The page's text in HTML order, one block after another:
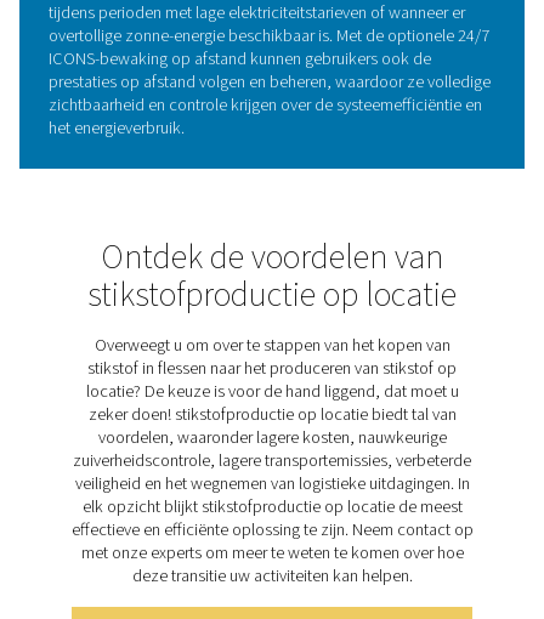
BELANGRIJKSTE KENMERKEN
4-traps filterlijn voor
gegarandeerde zuiverheid
betrouwbaarheid
De PPNG 1-12 SKID HE is uitgerust met een 4-traps
gegarandeerde zuiverheid en betrouwbaarheid. Dit
omvat universeel en hoogrendement
actieve-kooltoren en een hoogrendement-deeltjesfilter.
leveren deze componenten een luchtkwaliteit van
volgens de ISO 8573-1:2010 normen, aan de inlaat van
stikstofgenerator, voor optimale prestaties en een
hoge stikstofzuiverheid.